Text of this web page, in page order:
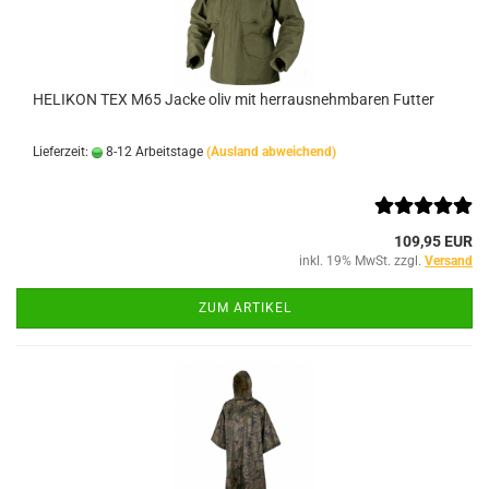
HELIKON TEX M65 Jacke oliv mit herrausnehmbaren Futter
Lieferzeit: 8-12 Arbeitstage (Ausland abweichend)
109,95 EUR
inkl. 19% MwSt. zzgl. Versand
ZUM ARTIKEL